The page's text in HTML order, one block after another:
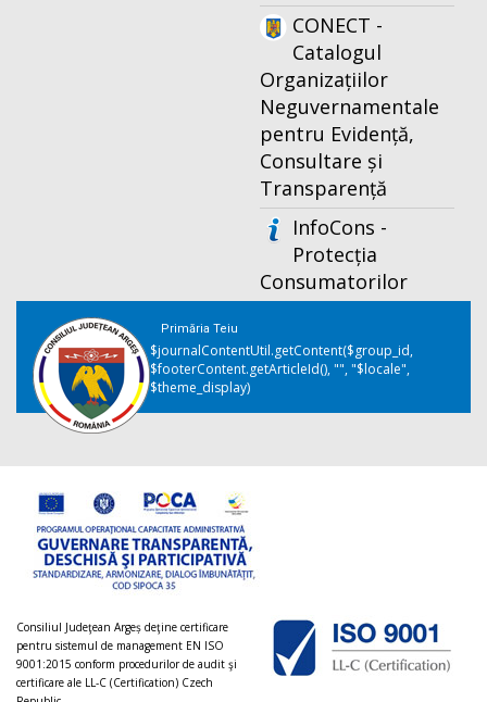
CONECT -
Catalogul
Organizațiilor
Neguvernamentale
pentru Evidență,
Consultare și
Transparență
InfoCons -
Protecția
Consumatorilor
Primăria Teiu
$journalContentUtil.getContent($group_id,
$footerContent.getArticleId(), "", "$locale",
$theme_display)
Consiliul Judeţean Argeș deţine certificare
pentru sistemul de management EN ISO
9001:2015 conform procedurilor de audit şi
certificare ale LL-C (Certification) Czech